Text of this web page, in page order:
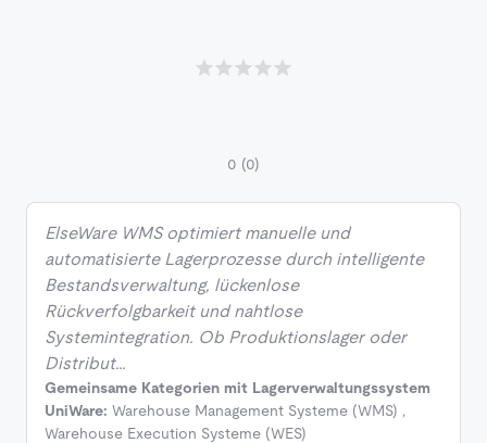
0 (0)
ElseWare WMS optimiert manuelle und
automatisierte Lagerprozesse durch intelligente
Bestandsverwaltung, lückenlose
Rückverfolgbarkeit und nahtlose
Systemintegration. Ob Produktionslager oder
Distribut…
Gemeinsame Kategorien mit Lagerverwaltungssystem
UniWare: Warehouse Management Systeme (WMS) ,
Warehouse Execution Systeme (WES)